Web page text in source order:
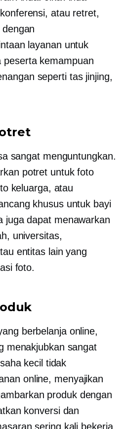
atau retret,
layanan untuk
peserta kemampuan
seperti tas jinjing,
sangat menguntungkan.
potret untuk foto
keluarga, atau
khusus untuk bayi
juga dapat menawarkan
universitas,
entitas lain yang
foto.
berbelanja online,
menakjubkan sangat
kecil tidak
online, menyajikan
produk dengan
konversi dan
sering kali bekerja